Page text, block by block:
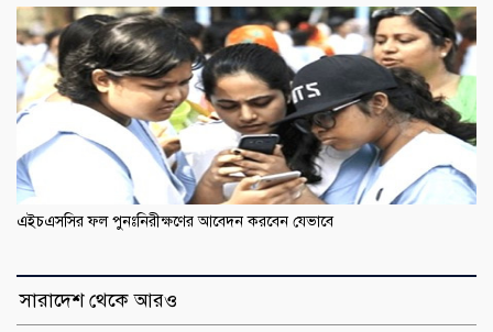
এইচএসসির ফল পুনঃনিরীক্ষণের আবেদন করবেন যেভাবে
সারাদেশ থেকে আরও